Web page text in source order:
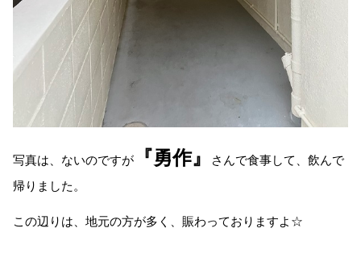
写真は、ないのですが 『勇作』
さんで食事して、飲んで
帰りました。
この辺りは、地元の方が多く、賑わっておりますよ☆